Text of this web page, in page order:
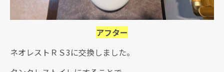
アフター
ネオレストＲＳ3に交換しました。